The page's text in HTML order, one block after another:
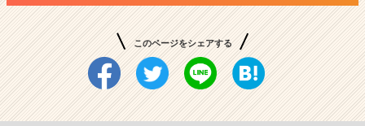
このページをシェアする